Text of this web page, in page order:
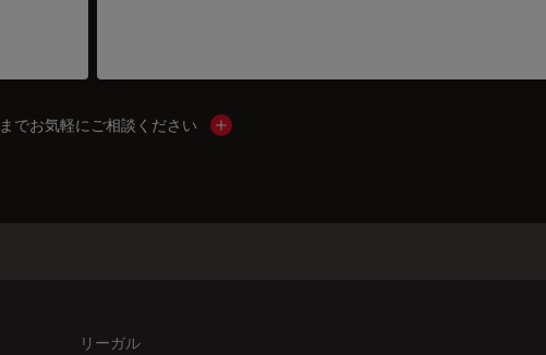
でお気軽にご相談ください Show local contacts
リーガル